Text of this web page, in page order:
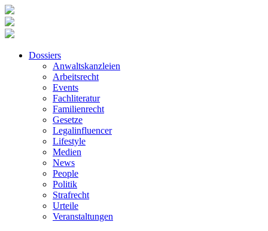
Dossiers
Anwaltskanzleien
Arbeitsrecht
Events
Fachliteratur
Familienrecht
Gesetze
Legalinfluencer
Lifestyle
Medien
News
People
Politik
Strafrecht
Urteile
Veranstaltungen